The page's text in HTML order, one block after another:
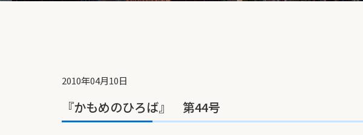
2010年04月10日
『かもめのひろば』 第44号